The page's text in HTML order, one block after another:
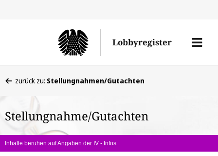
Lobbyregister
Menü
befinden
hier:
zurück zu: Stellungnahmen/Gutachten
Stellungnahme/Gutachten
Inhalte beruhen auf Angaben der IV - Infos